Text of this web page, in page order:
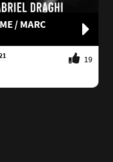
/ MARC
19